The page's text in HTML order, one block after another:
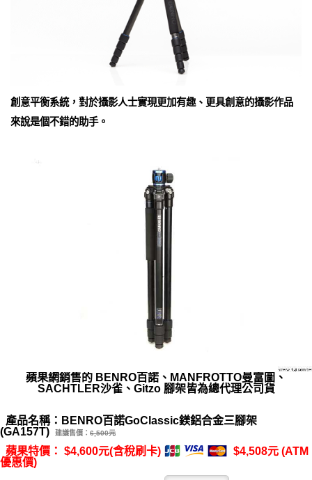
創意平衡系統，對於攝影人士實現更加有趣、更具創意的攝影作品
來說是個不錯的助手。
蘋果網銷售的 BENRO百諾、MANFROTTO曼富圖、
SACHTLER沙雀、Gitzo 腳架皆為總代理公司貨
產品名稱：BENRO百諾GoClassic鎂鋁合金三腳架
(GA157T)
建議售價： 6,500元
蘋果特價： $4,600元(含稅刷卡)
$4,508元 (ATM
優惠價)